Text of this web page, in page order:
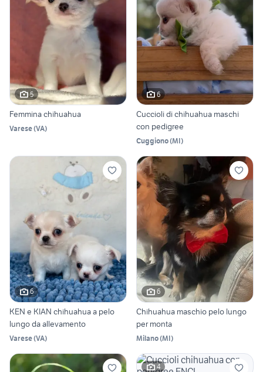
5
Femmina chihuahua
Varese(VA)
6
Cuccioli di chihuahua maschi
con pedigree
Cuggiono(MI)
6
KEN e KIAN chihuahua a pelo
lungo da allevamento
Varese(VA)
6
Chihuahua maschio pelo lungo
per monta
Milano(MI)
4